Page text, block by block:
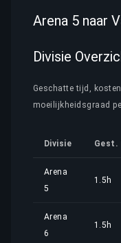
Arena 5 naar
Divisie
Geschatte tijd,
moeilijkheidsgraad
Divisie Gest.
Arena
5
1.5h
Arena
6
1.5h